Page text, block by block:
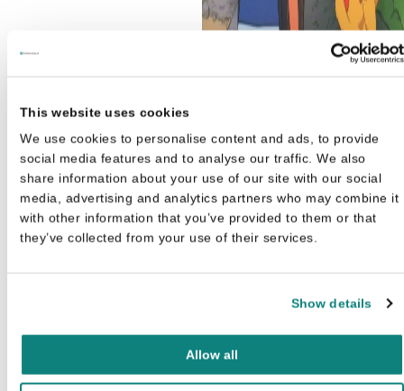
This website uses cookies
We use cookies to personalise content and ads, to provide
social media features and to analyse our traffic. We also
share information about your use of our site with our social
media, advertising and analytics partners who may combine it
with other information that you’ve provided to them or that
they’ve collected from your use of their services.
Show details
Allow all